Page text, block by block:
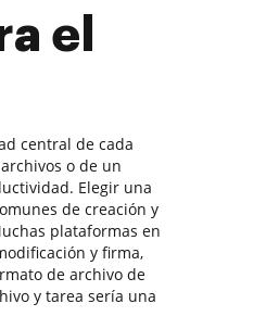
el
central de cada
o de un
Elegir una
de creación y
plataformas en
y firma,
de archivo de
y tarea sería una